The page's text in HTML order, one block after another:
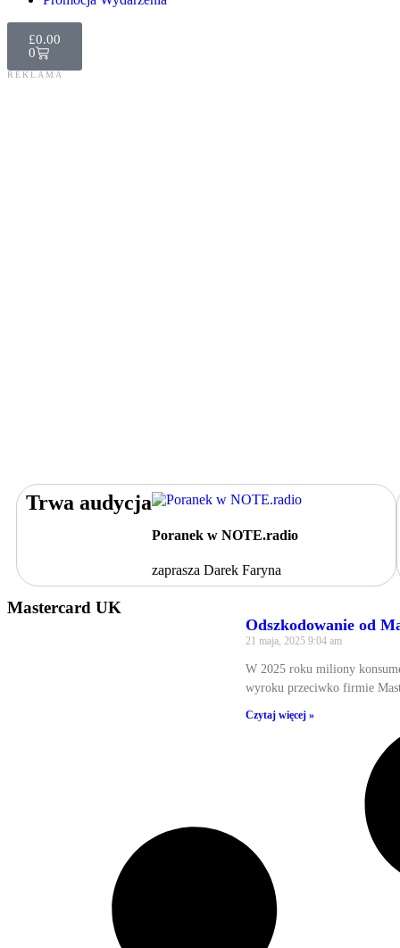
£0.00
0
Trwa audycja
Poranek w NOTE.radio
zaprasza Darek Faryna
Mastercard UK
Odszkodowanie od
21 maja, 2025 9:04 am
W 2025 roku miliony
wyroku przeciwko firmie
Czytaj więcej »